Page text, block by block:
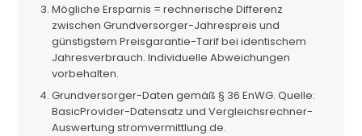
Mögliche Ersparnis = rechnerische Differenz
zwischen Grundversorger-Jahrespreis und
günstigstem Preisgarantie-Tarif bei identischem
Jahresverbrauch. Individuelle Abweichungen
vorbehalten.
Grundversorger-Daten gemäß § 36 EnWG. Quelle:
BasicProvider-Datensatz und Vergleichsrechner-
Auswertung stromvermittlung.de.